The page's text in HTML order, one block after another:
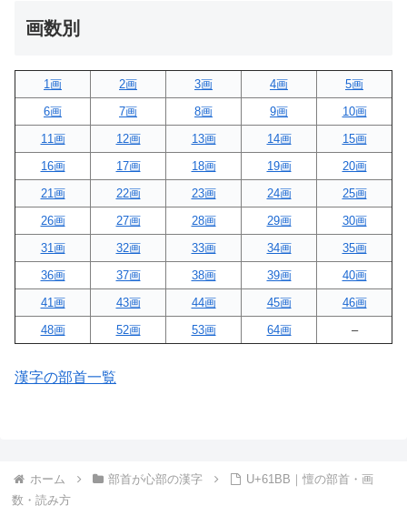
画数別
1画 2画 3画 4画
5画
6画
7画 8画 9画
10画
11画
12画 13画 14画
15画
16画
17画 18画 19画
20画
21画
22画 23画 24画
25画
26画
27画 28画 29画
30画
31画
32画 33画 34画
35画
36画
37画 38画 39画
40画
41画
43画 44画 45画
46画
48画
52画 53画 64画 –
漢字の部首一覧
ホーム 部首が心部の漢字
U+61BB｜憻の部首・画
数・読み方